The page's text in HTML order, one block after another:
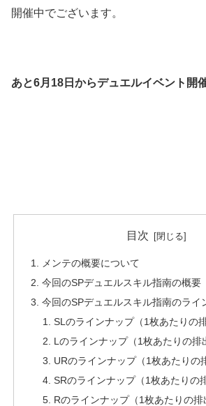
開催中でございます。
あと6月18日からデュエルイベント開
目次
メンテの概要について
今回のSPデュエルスキル指南の概要
今回のSPデュエルスキル指南のライ
SLのラインナップ（1枚あたりの
Lのラインナップ（1枚あたりの排
URのラインナップ（1枚あたりの
SRのラインナップ（1枚あたりの
Rのラインナップ（1枚あたりの排